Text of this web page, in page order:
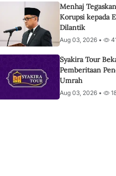
Menhaj
Korupsi kepada
Dilantik
Aug 03, 2026 •
Syakira Tour
Pemberitaan
Umrah
Aug 03, 2026 •